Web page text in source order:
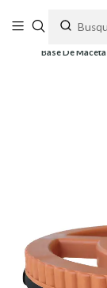
Base De